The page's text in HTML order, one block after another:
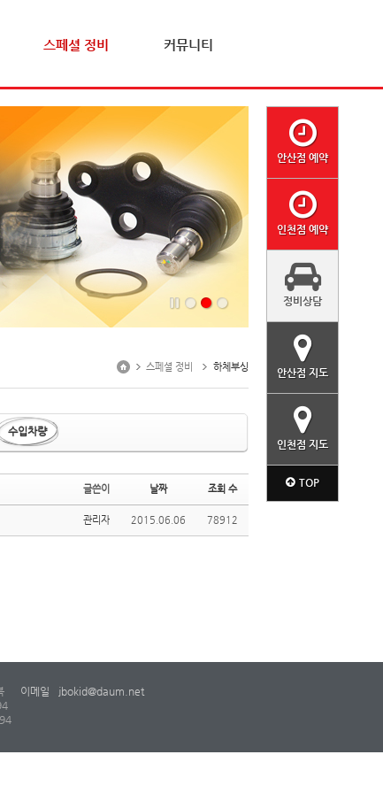
스페셜 정비 커뮤니티
스페셜 정비 하체부싱
수입차량
글쓴이 날짜 조회 수
관리자 2015.06.06 78912
안산점 예약
인천점 예약
정비상담
안산점 지도
인천점 지도
TOP
이메일
jbokid@daum.net